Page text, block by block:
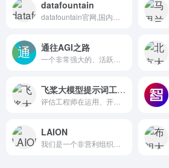
datafountain
通往AGI之路
飞桨大模型提示词工程师认证
LAION